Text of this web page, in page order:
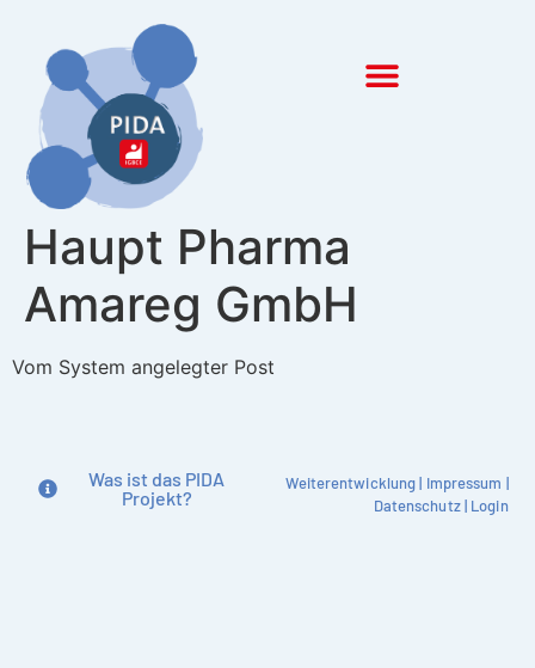
Haupt Pharma
Amareg GmbH
Vom System angelegter Post
Was ist das PIDA
Projekt?
Weiterentwicklung| Impressum |
Datenschutz| Login